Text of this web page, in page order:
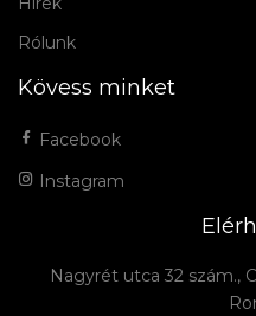
Rólunk
Kövess minket
Facebook
Instagram
Nagyrét utca 32 szám.,